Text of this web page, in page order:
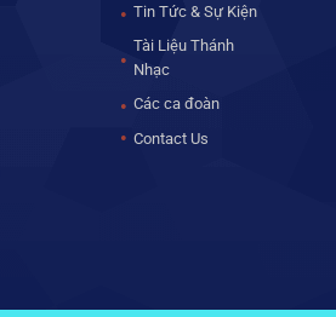
Tin Tức & Sự Kiện
Tài Liệu Thánh
Nhạc
Các ca đoàn
Contact Us